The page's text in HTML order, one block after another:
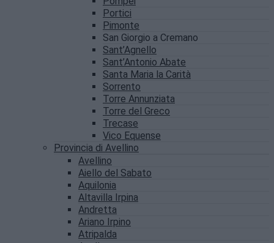
Portici
Pimonte
San Giorgio a Cremano
Sant’Agnello
Sant’Antonio Abate
Santa Maria la Carità
Sorrento
Torre Annunziata
Torre del Greco
Trecase
Vico Equense
Provincia di Avellino
Avellino
Aiello del Sabato
Aquilonia
Altavilla Irpina
Andretta
Ariano Irpino
Atripalda